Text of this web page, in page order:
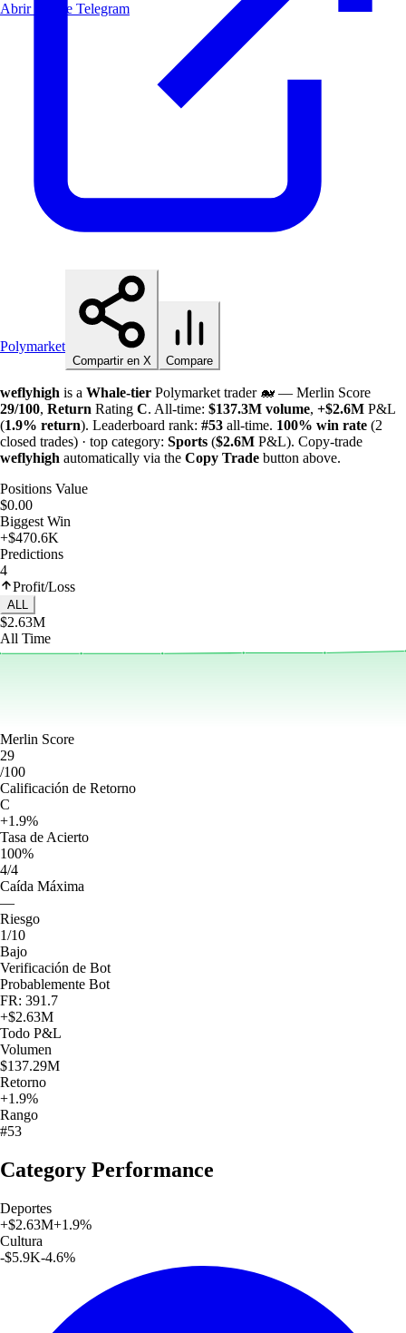
Abrir Bot de Telegram
Polymarket
Compartir en X Compare
weflyhigh is a Whale-tier Polymarket trader 🐋 — Merlin Score
29/100, Return Rating C. All-time: $137.3M volume, +$2.6M P&L
(1.9% return). Leaderboard rank: #53 all-time. 100% win rate (2
closed trades) · top category: Sports ($2.6M P&L). Copy-trade
weflyhigh automatically via the Copy Trade button above.
Positions Value
$0.00
Biggest Win
+$470.6K
Predictions
4
Profit/Loss
ALL
$2.63M
All Time
Merlin Score
29
/100
Calificación de Retorno
C
+1.9%
Tasa de Acierto
100%
4/4
Caída Máxima
—
Riesgo
1/10
Bajo
Verificación de Bot
Probablemente Bot
FR: 391.7
+$2.63M
Todo P&L
Volumen
$137.29M
Retorno
+1.9%
Rango
#53
Category Performance
Deportes
+$2.63M+1.9%
Cultura
-$5.9K-4.6%